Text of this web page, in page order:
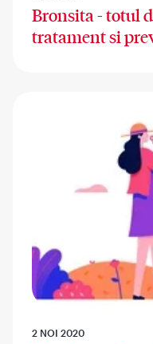
Bronsita - totul
tratament si
2 NOI 2020